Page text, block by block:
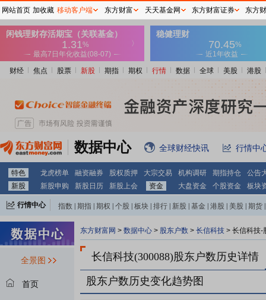
财经 焦点 股票 新股 期指 期权 行情 数据 全球 美股 港股
数据中心 全球财经快讯 行情中
特色 龙虎榜单 融资融券 股权质押 大宗交易 机构调研 期指持仓
公告
新股
新股申购 新股日历 新股上会 资金 大盘资金 个股资金 板块
行情中心 指数 期指 期权 个股 板块 排行 新股 基金 港股 美股 期货
全景图
首页
东方财富网 > 数据中心 > 股东户数 > 长信科技 > 长信科技-
长信科技(300088)股东户数历史详情
股东户数历史变化趋势图
网站首页 加收藏 移动客户端 东方财富 天天基金网 东方财富证券 东方